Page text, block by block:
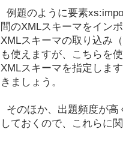
例題のように要素
間のXMLスキーマをイン
XMLスキーマの取り込み
も使えますが、こちらを
XMLスキーマを指定しま
きましょう。
そのほか、出題頻度が
しておくので、これらに